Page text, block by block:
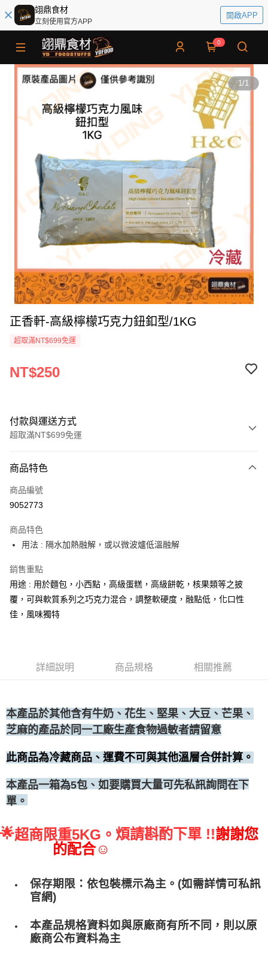
翊鼎食材
立刻使用官方APP
開啟APP
0
1/1
正香軒-高級檸檬巧克力鈕釦型/1KG
超取滿NT$699免運
NT$250
付款與運送方式
超取滿NT$699免運
信用卡一次付款
Apple Pay
運送方式
• 付款後全家取貨
• 付款後7-11取貨
每筆NT$60，滿NT$699(含以上)免運費
商品特色
商品編號
9052773
商品特色
用法 : 隔水加熱融解，或以微波爐低溫融解
銷售重點
用途 : 用於麵包，小西點，高級蛋糕，高級餅乾，核果類等之披
覆，可與軟質系列之巧克力混合，調整軟硬度，融點低，化口性
佳，風味獨特
詳細說明 商品規格 相關推薦
本產品於其他含有牛奶、花生、堅果、大豆、芒果、
芝麻的產品於同一工廠生產食物過敏者請留意
此商品為冷藏商品、運費不可與其他溫層合併計算。
本產品一箱為5包 、如要購買大量可先私訊詢問在下
單。
🌟超商限重5KG。 煩請斟酌下單 !!謝謝您
的配合☺
保存期限：依包裝標示為主。(如需詳情可私訊
官網)
本產品規格資料如與原廠商有所不同，則以原
廠商公布資料為主